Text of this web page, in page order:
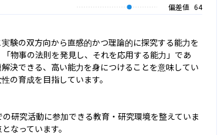
偏差値 64
験の双方向から直感的かつ理論的に探究する能力を
物事の法則を発見し、それを応用する能力」であ
決できる、高い能力を身につけることを意味してい
の育成を目指しています。
研究活動に参加できる教育・研究環境を整えていま
なっています。